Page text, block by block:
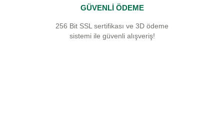
GÜVENLİ ÖDEME
256 Bit SSL sertifikası ve 3D ödeme
sistemi ile güvenli alışveriş!